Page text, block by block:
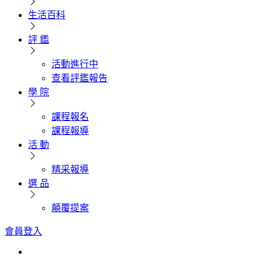
生活百科
評 鑑
活動進行中
查看評鑑報告
學 院
課程報名
課程報導
活 動
精采報導
選 品
顛覆提案
會員登入